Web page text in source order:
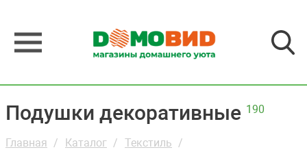
Подушки декоративные 190
Главная Каталог
Текстиль